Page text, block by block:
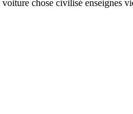
chose civilisé enseignes